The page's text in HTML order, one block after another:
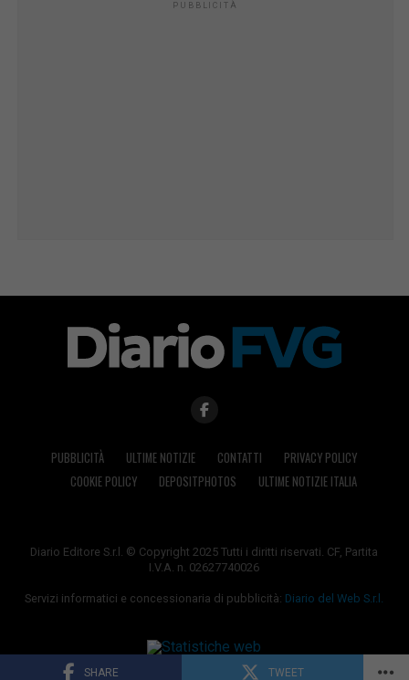
SHARE TWEET
PUBBLICITÀ
PUBBLICITÀ ULTIME NOTIZIE CONTATTI
PRIVACY POLICY
COOKIE POLICY
DEPOSITPHOTOS ULTIME NOTIZIE ITALIA
Diario Editore S.r.l. © Copyright 2025 Tutti i diritti riservati. CF, Partita
I.V.A. n. 02627740026
Servizi informatici e concessionaria di pubblicità: Diario del Web S.r.l.